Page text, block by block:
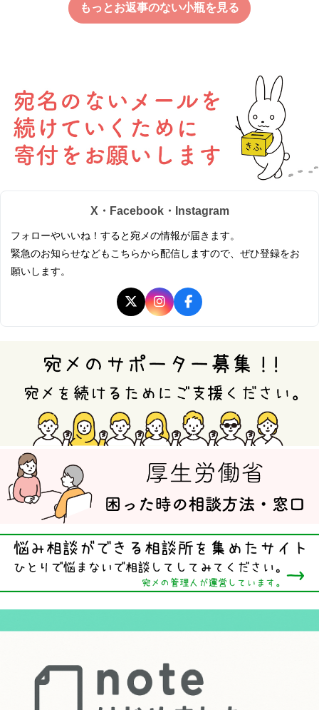
もっとお返事のない小瓶を見る
X・Facebook・Instagram
フォローやいいね！すると宛メの情報が届きます。
緊急のお知らせなどもこちらから配信しますので、ぜひ登録をお
願いします。